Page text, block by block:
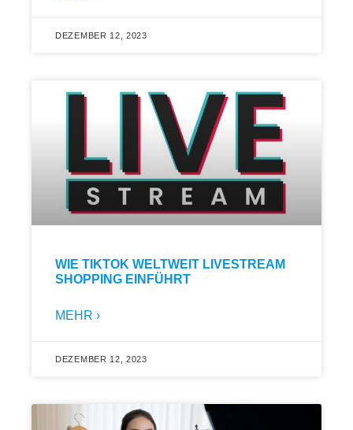
DEZEMBER 12, 2023
WIE TIKTOK WELTWEIT LIVESTREAM
SHOPPING EINFÜHRT
MEHR ›
DEZEMBER 12, 2023